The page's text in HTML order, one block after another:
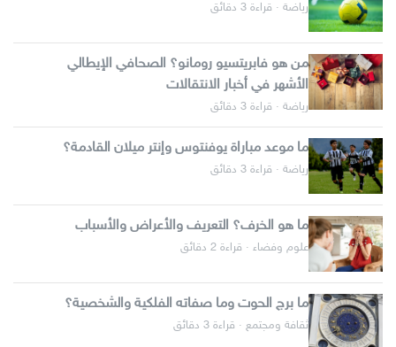
رياضة · قراءة 3 دقائق
من هو فابريتسيو رومانو؟ الصحافي الإيطالي
الأشهر في أخبار الانتقالات
رياضة · قراءة 3 دقائق
ما موعد مباراة يوفنتوس وإنتر ميلان القادمة؟
رياضة · قراءة 3 دقائق
ما هو الخرف؟ التعريف والأعراض والأسباب
علوم وفضاء · قراءة 2 دقائق
ما برج الحوت وما صفاته الفلكية والشخصية؟
ثقافة ومجتمع · قراءة 3 دقائق